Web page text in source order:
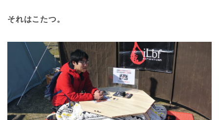
それはこたつ。